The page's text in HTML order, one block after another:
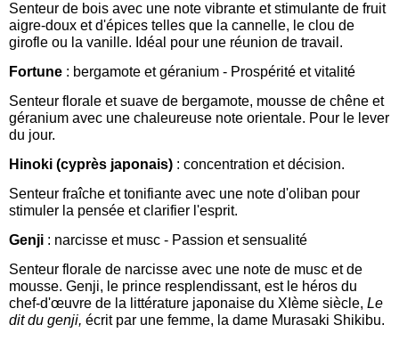
Senteur de bois avec une note vibrante et stimulante de fruit
aigre-doux et d'épices telles que la cannelle, le clou de
girofle ou la vanille. Idéal pour une réunion de travail.
Fortune : bergamote et géranium - Prospérité et vitalité
Senteur florale et suave de bergamote, mousse de chêne et
géranium avec une chaleureuse note orientale. Pour le lever
du jour.
Hinoki (cyprès japonais) : concentration et décision.
Senteur fraîche et tonifiante avec une note d'oliban pour
stimuler la pensée et clarifier l'esprit.
Genji : narcisse et musc - Passion et sensualité
Senteur florale de narcisse avec une note de musc et de
mousse. Genji, le prince resplendissant, est le héros du
chef-d'œuvre de la littérature japonaise du XIème siècle, Le
dit du genji, écrit par une femme, la dame Murasaki Shikibu.